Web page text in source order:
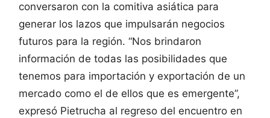
conversaron con la comitiva asiática para
generar los lazos que impulsarán negocios
futuros para la región. “Nos brindaron
información de todas las posibilidades que
tenemos para importación y exportación de un
mercado como el de ellos que es emergente”,
expresó Pietrucha al regreso del encuentro en